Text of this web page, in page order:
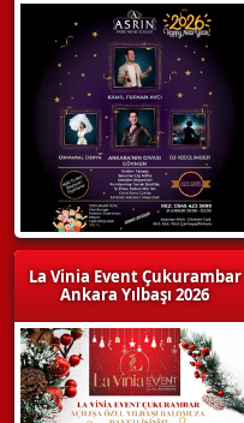
La Vinia Event Çukurambar
Ankara Yılbaşı 2026